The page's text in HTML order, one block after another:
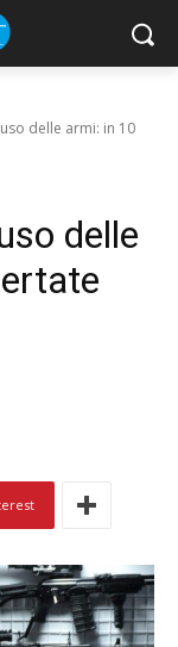
delle armi: in 10
delle